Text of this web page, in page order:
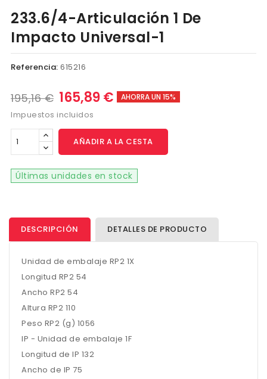
233.6/4-Articulación 1 De
Impacto Universal-1
Referencia: 615216
195,16 € 165,89 € AHORRA UN 15%
Impuestos incluidos
AÑADIR A LA CESTA
Últimas unidades en stock
DESCRIPCIÓN DETALLES DE PRODUCTO
Unidad de embalaje RP2 1X
Longitud RP2 54
Ancho RP2 54
Altura RP2 110
Peso RP2 (g) 1056
IP - Unidad de embalaje 1F
Longitud de IP 132
Ancho de IP 75